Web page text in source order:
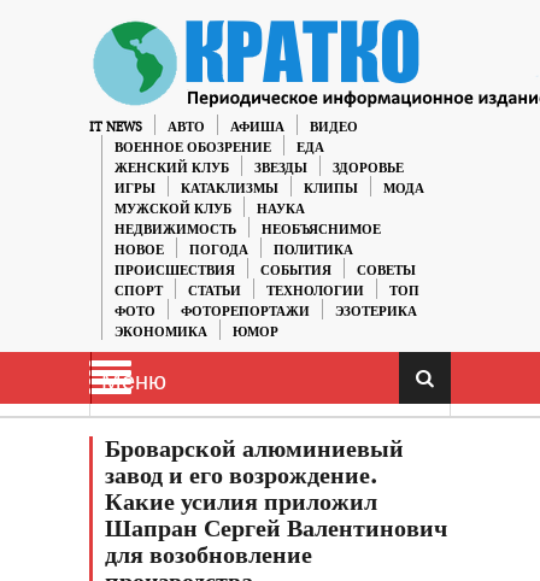
IT NEWS АВТО АФИША
ВИДЕО
ВОЕННОЕ ОБОЗРЕНИЕ
ЕДА
ЖЕНСКИЙ КЛУБ
ЗВЕЗДЫ
ЗДОРОВЬЕ
ИГРЫ
КАТАКЛИЗМЫ КЛИПЫ
МОДА
МУЖСКОЙ КЛУБ
НАУКА
НЕДВИЖИМОСТЬ
НЕОБЪЯСНИМОЕ
НОВОЕ
ПОГОДА
ПОЛИТИКА
ПРОИСШЕСТВИЯ
СОБЫТИЯ
СОВЕТЫ
СПОРТ
СТАТЬИ ТЕХНОЛОГИИ
ТОП
ФОТО
ФОТОРЕПОРТАЖИ
ЭЗОТЕРИКА
ЭКОНОМИКА
ЮМОР
Меню
Броварской алюминиевый
завод и его возрождение.
Какие усилия приложил
Шапран Сергей Валентинович
для возобновление